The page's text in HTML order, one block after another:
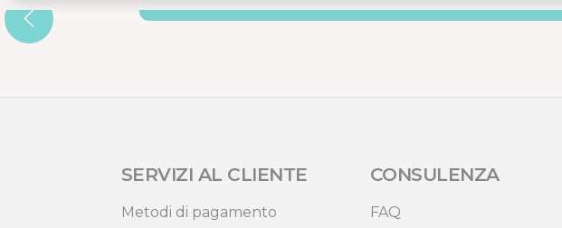
SERVIZI AL CLIENTE
Metodi di pagamento
CONSULENZA
FAQ